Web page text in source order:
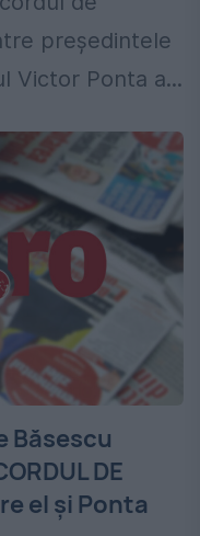
președintele
Victor Ponta a...
Băsescu
DE
el și Ponta